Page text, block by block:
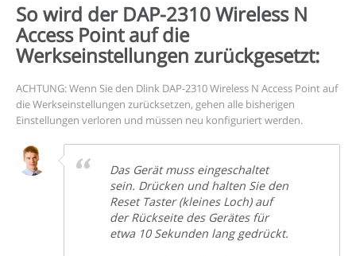
So wird der DAP-2310 Wireless N
Access Point auf die
Werkseinstellungen zurückgesetzt:
ACHTUNG: Wenn Sie den Dlink DAP-2310 Wireless N Access Point auf
die Werkseinstellungen zurücksetzen, gehen alle bisherigen
Einstellungen verloren und müssen neu konfiguriert werden.
Das Gerät muss eingeschaltet
sein. Drücken und halten Sie den
Reset Taster (kleines Loch) auf
der Rückseite des Gerätes für
etwa 10 Sekunden lang gedrückt.